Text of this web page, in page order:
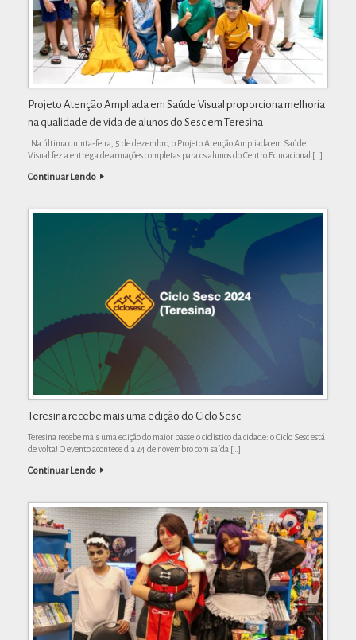
Projeto Atenção Ampliada em Saúde Visual proporciona melhoria
na qualidade de vida de alunos do Sesc em Teresina
Na última quinta-feira, 5 de dezembro, o Projeto Atenção Ampliada em Saúde
Visual fez a entrega de armações completas para os alunos do Centro Educacional […]
Continuar Lendo
Teresina recebe mais uma edição do Ciclo Sesc
Teresina recebe mais uma edição do maior passeio ciclístico da cidade: o Ciclo Sesc está
de volta! O evento acontece dia 24 de novembro com saída […]
Continuar Lendo